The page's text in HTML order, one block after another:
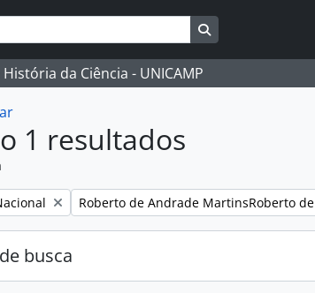
da Ciência - UNICAMP
1 resultados
Remover filtro:
Roberto de Andrade MartinsRoberto de
busca